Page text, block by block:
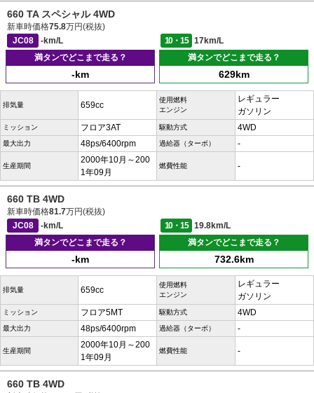
660 TA スペシャル 4WD
新車時価格75.8万円(税抜)
JC08
-km/L 10・15
17km/L
満タンでどこまで走る？
-km
満タンでどこまで走る？
629km
排気量 659cc
使用燃料
エンジン
レギュラー
ガソリン
ミッション フロア3AT 駆動方式 4WD
最大出力 48ps/6400rpm 過給器（ターボ） -
生産期間
2000年10月～200
1年09月
燃費性能 -
660 TB 4WD
新車時価格81.7万円(税抜)
JC08
-km/L 10・15
19.8km/L
満タンでどこまで走る？
-km
満タンでどこまで走る？
732.6km
排気量 659cc
使用燃料
エンジン
レギュラー
ガソリン
ミッション フロア5MT 駆動方式 4WD
最大出力 48ps/6400rpm 過給器（ターボ） -
生産期間
2000年10月～200
1年09月
燃費性能 -
660 TB 4WD